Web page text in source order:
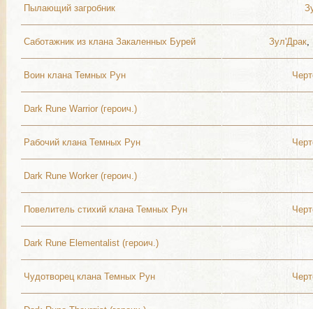
Пылающий загробник
Саботажник из клана Закаленных Бурей Зул'Драк,
Воин клана Темных Рун
Dark Rune Warrior (героич.)
Рабочий клана Темных Рун
Dark Rune Worker (героич.)
Повелитель стихий клана Темных Рун
Dark Rune Elementalist (героич.)
Чудотворец клана Темных Рун